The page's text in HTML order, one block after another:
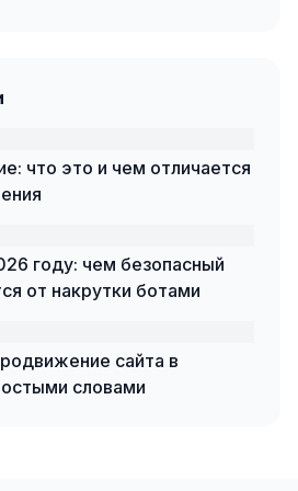
что это и чем отличается
году: чем безопасный
от накрутки ботами
сайта в
словами